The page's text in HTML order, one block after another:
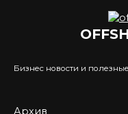
Бизнес новости и
Архив